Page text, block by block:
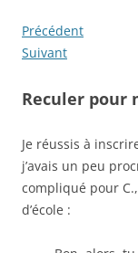
Précédent
Suivant
Reculer pour
Je réussis à
j’avais un peu
compliqué pour
d’école :